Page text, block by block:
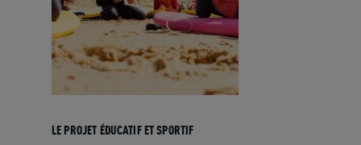
LE PROJET ÉDUCATIF ET SPORTIF